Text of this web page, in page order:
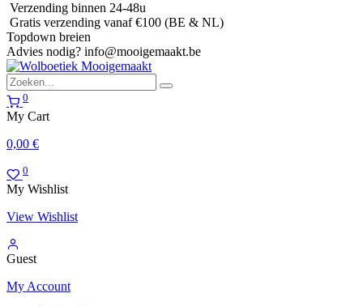
Verzending binnen 24-48u
Gratis verzending vanaf €100 (BE & NL)
Topdown breien
Advies nodig? info@mooigemaakt.be
0
My Cart
0,00 €
0
My Wishlist
View Wishlist
Guest
My Account